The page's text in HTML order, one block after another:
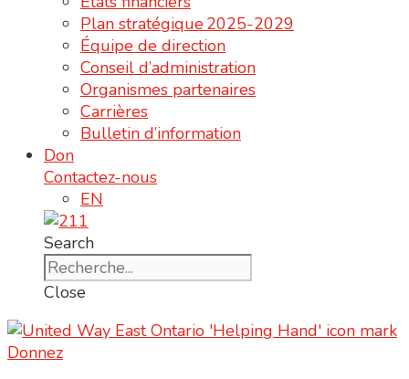
Plan stratégique 2025-2029
Équipe de direction
Conseil d’administration
Organismes partenaires
Carrières
Bulletin d’information
Don
Contactez-nous
EN
Search
Close
Donnez